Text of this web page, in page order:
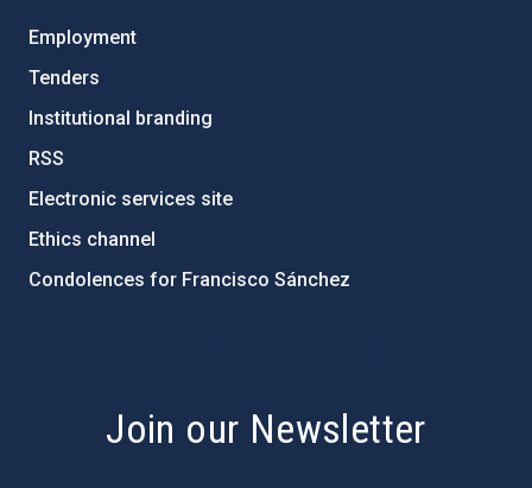
Employment
Tenders
Institutional branding
RSS
Electronic services site
Ethics channel
Condolences for Francisco Sánchez
Join our Newsletter